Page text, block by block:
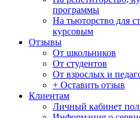
программы
На тьюторство для
курсовым
Отзывы
От школьников
От студентов
От взрослых и
+ Оставить отзыв
Клиентам
Личный кабинет